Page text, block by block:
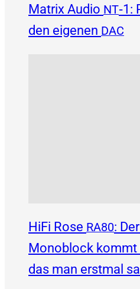
Matrix Audio NT‑1:
den eigenen DAC
HiFi Rose RA80:
Monoblock kommt
das man erstmal